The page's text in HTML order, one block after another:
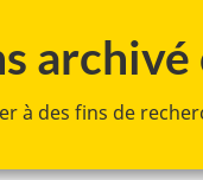
à des fins de